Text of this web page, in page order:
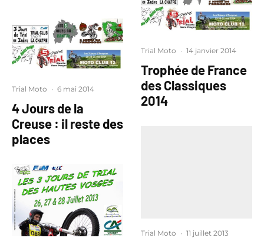
Trial Moto · 6 mai 2014
4 Jours de la
Creuse : il reste des
places
Trial Moto · 14 janvier 2014
Trophée de France
des Classiques
2014
Trial Moto · 11 juillet 2013